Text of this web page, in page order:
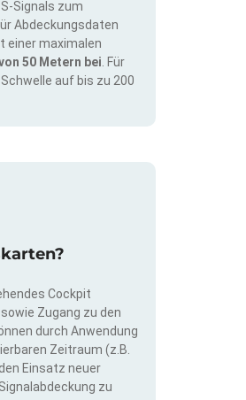
Signals zum
Abdeckungsdaten
einer maximalen
50 Metern bei . Für
auf bis zu 200
Cockpit
Zugang zu den
durch Anwendung
Zeitraum (z.B.
Einsatz neuer
zu